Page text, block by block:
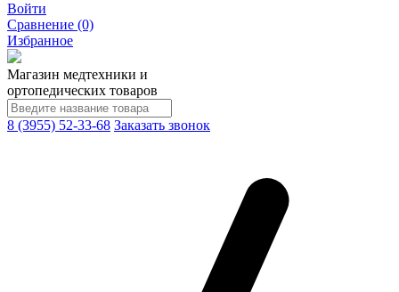
Войти
Сравнение (0)
Избранное
Магазин медтехники и
ортопедических товаров
8 (3955) 52-33-68 Заказать звонок